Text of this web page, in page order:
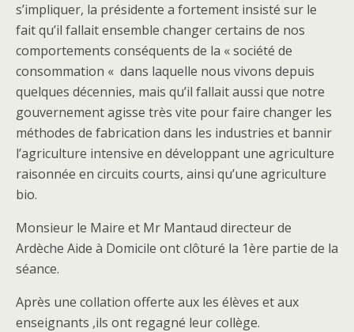
s’impliquer, la présidente a fortement insisté sur le
fait qu’il fallait ensemble changer certains de nos
comportements conséquents de la « société de
consommation « dans laquelle nous vivons depuis
quelques décennies, mais qu’il fallait aussi que notre
gouvernement agisse très vite pour faire changer les
méthodes de fabrication dans les industries et bannir
l’agriculture intensive en développant une agriculture
raisonnée en circuits courts, ainsi qu’une agriculture
bio.
Monsieur le Maire et Mr Mantaud directeur de
Ardèche Aide à Domicile ont clôturé la 1ère partie de la
séance.
Après une collation offerte aux les élèves et aux
enseignants ,ils ont regagné leur collège.